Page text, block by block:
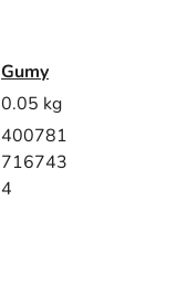
Gumy
0.05 kg
400781
716743
4